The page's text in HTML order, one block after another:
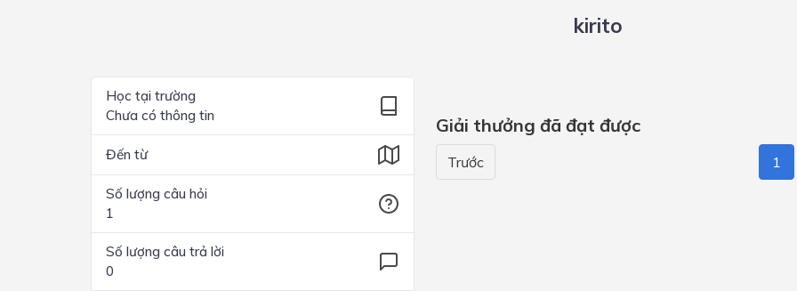
Lớp 2
kirito
Học tại trường
Chưa có thông tin
Đến từ
Số lượng câu hỏi
1
Số lượng câu trả lời
0
Giải thưởng đã đạt được
Trước 1